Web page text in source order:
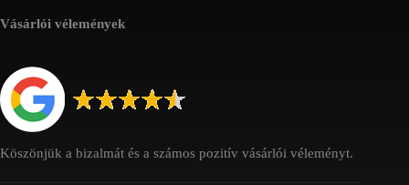
Vásárlói vélemények
Köszönjük a bizalmát és a számos pozitív vásárlói véleményt.